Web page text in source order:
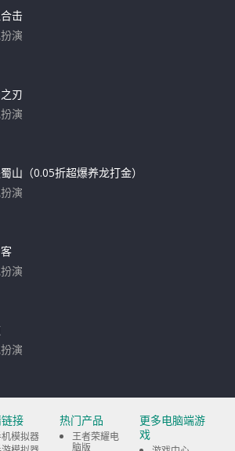
击
演
刃
演
山（0.05折超爆养龙打金）
演
演
演
接
模拟器
热门产品
王者荣耀电
脑版
更多电脑端游
戏